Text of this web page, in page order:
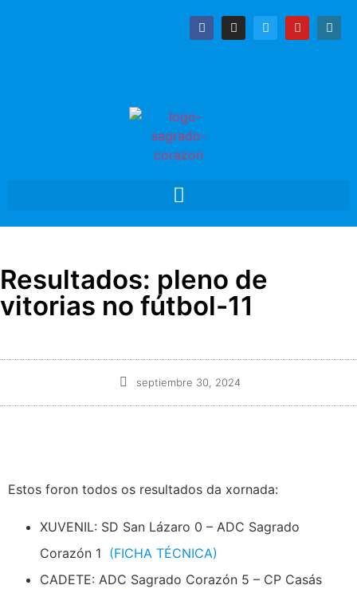
Resultados: pleno de
vitorias no fútbol-11
septiembre 30, 2024
Estos foron todos os resultados da xornada:
XUVENIL: SD San Lázaro 0 – ADC Sagrado
Corazón 1 (FICHA TÉCNICA)
CADETE: ADC Sagrado Corazón 5 – CP Casás